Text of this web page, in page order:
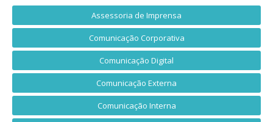
Assessoria de Imprensa
Comunicação Corporativa
Comunicação Digital
Comunicação Externa
Comunicação Interna